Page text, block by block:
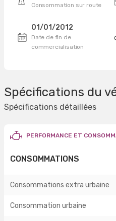
Consommation sur route
01/01/2012
Date de fin de
commercialisation
Spécifications du
Spécifications détaillées
PERFORMANCE ET
CONSOMMATIONS
Consommations extra urbaine
Consommation urbaine